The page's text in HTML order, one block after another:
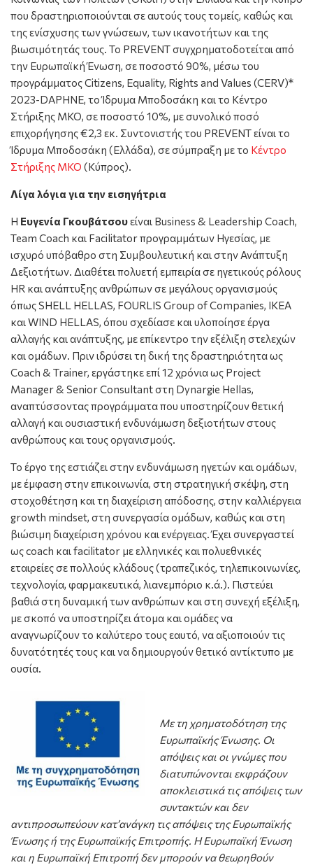
που δραστηριοποιούνται σε αυτούς τους τομείς, καθώς και
της ενίσχυσης των γνώσεων, των ικανοτήτων και της
βιωσιμότητάς τους. Το PREVENT συγχρηματοδοτείται από
την Ευρωπαϊκή Ένωση, σε ποσοστό 90%, μέσω του
προγράμματος Citizens, Equality, Rights and Values (CERV)*
2023-DAPHNE, το Ίδρυμα Μποδοσάκη και το Κέντρο
Στήριξης ΜΚΟ, σε ποσοστό 10%, με συνολικό ποσό
επιχορήγησης €2,3 εκ. Συντονιστής του PREVENT είναι το
Ίδρυμα Μποδοσάκη (Ελλάδα), σε σύμπραξη με το Κέντρο
Στήριξης ΜΚΟ (Κύπρος).
Λίγα λόγια για την εισηγήτρια
Η Ευγενία Γκουβάτσουείναι Business & Leadership Coach,
Team Coach και Facilitator προγραμμάτων Ηγεσίας, με
ισχυρό υπόβαθρο στη Συμβουλευτική και στην Ανάπτυξη
Δεξιοτήτων. Διαθέτει πολυετή εμπειρία σε ηγετικούς ρόλους
HR και ανάπτυξης ανθρώπων σε μεγάλους οργανισμούς
όπως SHELL HELLAS, FOURLIS Group of Companies, IKEA
και WIND HELLAS, όπου σχεδίασε και υλοποίησε έργα
αλλαγής και ανάπτυξης, με επίκεντρο την εξέλιξη στελεχών
και ομάδων. Πριν ιδρύσει τη δική της δραστηριότητα ως
Coach & Trainer, εργάστηκε επί 12 χρόνια ως Project
Manager & Senior Consultant στη Dynargie Hellas,
αναπτύσσοντας προγράμματα που υποστηρίζουν θετική
αλλαγή και ουσιαστική ενδυνάμωση δεξιοτήτων στους
ανθρώπους και τους οργανισμούς.
Το έργο της εστιάζει στην ενδυνάμωση ηγετών και ομάδων,
με έμφαση στην επικοινωνία, στη στρατηγική σκέψη, στη
στοχοθέτηση και τη διαχείριση απόδοσης, στην καλλιέργεια
growth mindset, στη συνεργασία ομάδων, καθώς και στη
βιώσιμη διαχείριση χρόνου και ενέργειας. Έχει συνεργαστεί
ως coach και facilitator με ελληνικές και πολυεθνικές
εταιρείες σε πολλούς κλάδους (τραπεζικός, τηλεπικοινωνίες,
τεχνολογία, φαρμακευτικά, λιανεμπόριο κ.ά.). Πιστεύει
βαθιά στη δυναμική των ανθρώπων και στη συνεχή εξέλιξη,
με σκοπό να υποστηρίζει άτομα και ομάδες να
αναγνωρίζουν το καλύτερο τους εαυτό, να αξιοποιούν τις
δυνατότητές τους και να δημιουργούν θετικό αντίκτυπο με
ουσία.
Με τη χρηματοδότηση της
Ευρωπαϊκής Ένωσης. Οι
απόψεις και οι γνώμες που
διατυπώνονται εκφράζουν
αποκλειστικά τις απόψεις των
συντακτών και δεν
αντιπροσωπεύουν κατ’ανάγκη τις απόψεις της Ευρωπαϊκής
Ένωσης ή της Ευρωπαϊκής Επιτροπής. Η Ευρωπαϊκή Ένωση
και η Ευρωπαϊκή Επιτροπή δεν μπορούν να θεωρηθούν